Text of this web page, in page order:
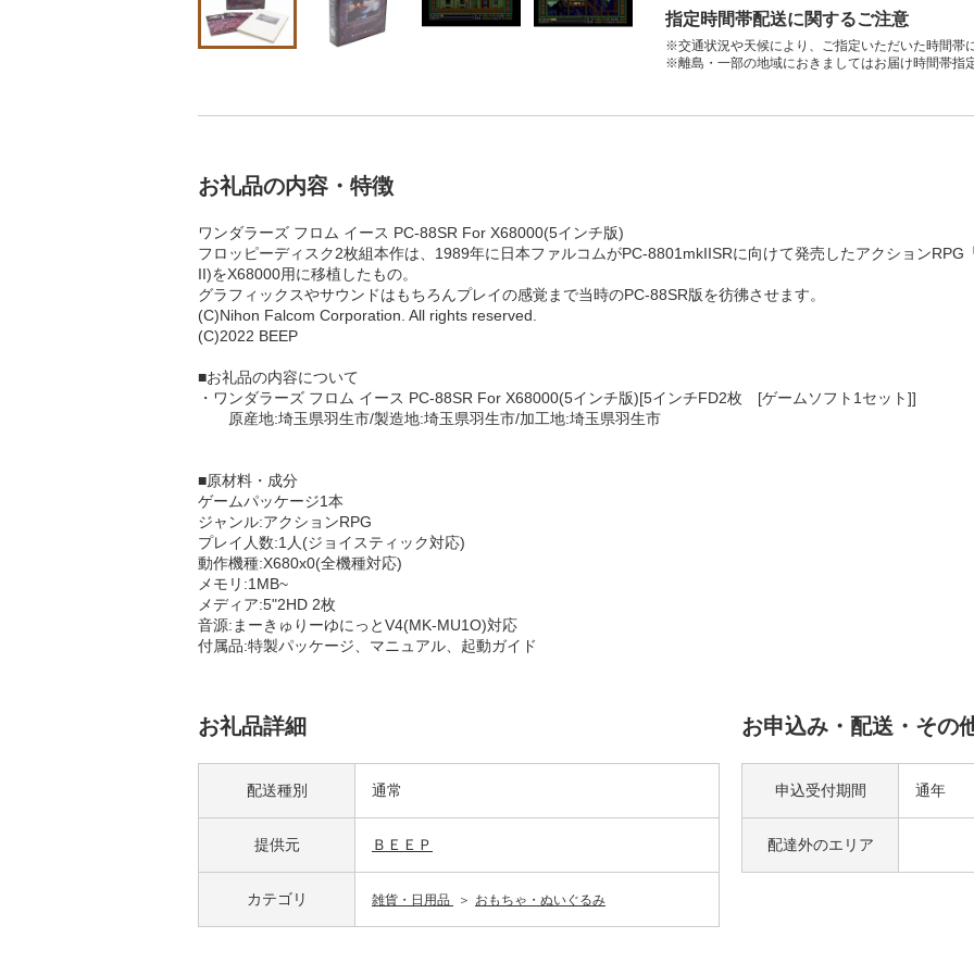
指定時間帯配送に関するご注意
※交通状況や天候により、ご指定いただいた時間帯
※離島・一部の地域におきましてはお届け時間帯指
お礼品の内容・特徴
ワンダラーズ フロム イース PC-88SR For X68000(5インチ版)
フロッピーディスク2枚組本作は、1989年に日本ファルコムがPC-8801mkIISRに向けて発売したアクションRPG
II)をX68000用に移植したもの。
グラフィックスやサウンドはもちろんプレイの感覚まで当時のPC-88SR版を彷彿させます。
(C)Nihon Falcom Corporation. All rights reserved.
(C)2022 BEEP
■お礼品の内容について
・ワンダラーズ フロム イース PC-88SR For X68000(5インチ版)[5インチFD2枚 [ゲームソフト1セット]]
原産地:埼玉県羽生市/製造地:埼玉県羽生市/加工地:埼玉県羽生市
■原材料・成分
ゲームパッケージ1本
ジャンル:アクションRPG
プレイ人数:1人(ジョイスティック対応)
動作機種:X680x0(全機種対応)
メモリ:1MB~
メディア:5"2HD 2枚
音源:まーきゅりーゆにっとV4(MK-MU1O)対応
付属品:特製パッケージ、マニュアル、起動ガイド
お礼品詳細
配送種別 通常
提供元 ＢＥＥＰ
カテゴリ 雑貨・日用品 おもちゃ・ぬいぐるみ
お申込み・配送・その
申込受付期間 通年
配達外のエリア